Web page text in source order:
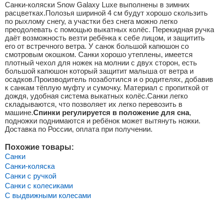
Санки-коляски Snow Galaxy Luxe выполнены в зимних
расцветках.Полозья шириной 4 см будут хорошо скользить
по рыхлому снегу, а участки без снега можно легко
преодолевать с помощью выкатных колёс. Перекидная ручка
даёт возможность везти ребёнка к себе лицом, и защитить
его от встречного ветра. У санок большой капюшон со
смотровым окошком. Санки хорошо утеплены, имеется
плотный чехол для ножек на молнии с двух сторон, есть
большой капюшон который защитит малыша от ветра и
осадков.Производитель позаботился и о родителях, добавив
к санкам тёплую муфту и сумочку. Материал с пропиткой от
дождя, удобная система выкатных колёс.Санки легко
складываются, что позволяет их легко перевозить в
машине.Спинки регулируется в положение для сна,
подножки поднимаются и ребёнок может вытянуть ножки.
Доставка по России, оплата при получении.
Похожие товары:
Санки
Санки-коляска
Санки с ручкой
Санки с колесиками
С выдвижными колесами